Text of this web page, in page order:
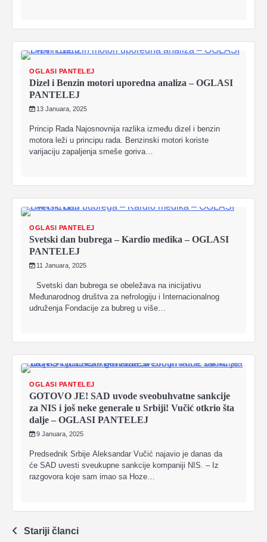
OGLASI PANTELEJ
Dizel i Benzin motori uporedna analiza – OGLASI
PANTELEJ
13 Januara, 2025
Princip Rada Najosnovnija razlika između dizel i benzin
motora leži u principu rada. Benzinski motori koriste
varijaciju zapaljenja smeše goriva…
OGLASI PANTELEJ
Svetski dan bubrega – Kardio medika – OGLASI
PANTELEJ
11 Januara, 2025
Svetski dan bubrega se obeležava na inicijativu
Međunarodnog društva za nefrologiju i Internacionalnog
udruženja Fondacije za bubreg u više…
OGLASI PANTELEJ
GOTOVO JE! SAD uvode sveobuhvatne sankcije
za NIS i još neke generale u Srbiji! Vučić otkrio šta
dalje – OGLASI PANTELEJ
9 Januara, 2025
Predsednik Srbije Aleksandar Vučić najavio je danas da
će SAD uvesti sveukupne sankcije kompaniji NIS. – Iz
razgovora koje sam imao sa Hoze…
Navigacija
Stariji članci